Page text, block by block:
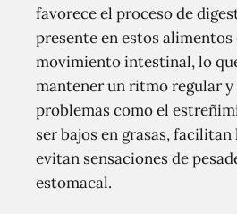
favorece el proceso de
presente en estos
movimiento intestinal, lo
mantener un ritmo regular
problemas como el
ser bajos en grasas,
evitan sensaciones de
estomacal.